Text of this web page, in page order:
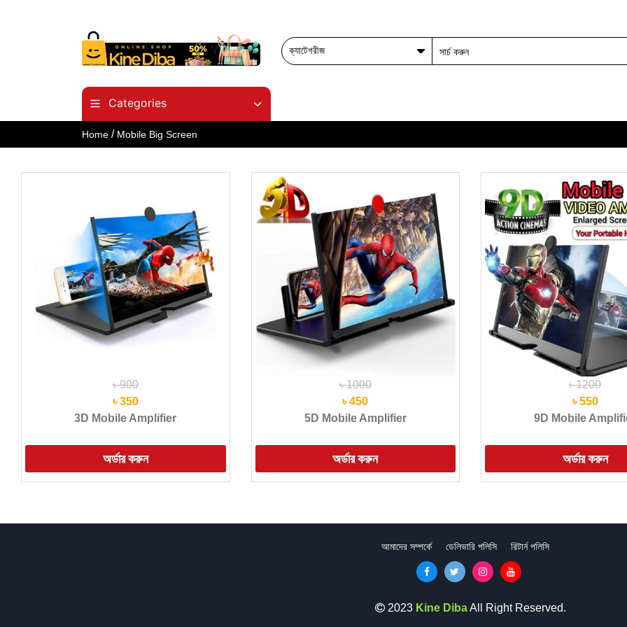
Categories
Home / Mobile Big Screen
৳ 900
৳ 350
3D Mobile Amplifier
৳ 1000
৳ 450
5D Mobile Amplifier
৳ 1200
৳ 550
9D Mobile
আমাদের সম্পর্কে ডেলিভারি পলিসি রিটার্ন পলিসি
2023 Kine DibaAll Right Reserved.